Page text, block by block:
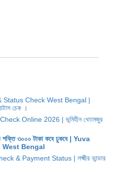
Status Check West Bengal |
চেক ।
Online 2026 | ভূমিহীন খেতমজুর
৩০০০ টাকা কবে ঢুকবে | Yuva
Bengal
& Payment Status | লক্ষ্মীর ভান্ডার